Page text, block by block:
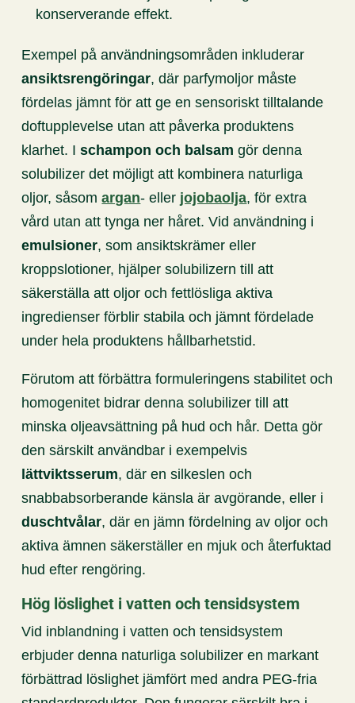
konserverande effekt.
Exempel på användningsområden inkluderar
ansiktsrengöringar, där parfymoljor måste
fördelas jämnt för att ge en sensoriskt tilltalande
doftupplevelse utan att påverka produktens
klarhet. Ischampon och balsam gör denna
solubilizer det möjligt att kombinera naturliga
oljor, såsomargan- eller jojobaolja, för extra
vård utan att tynga ner håret. Vid användning i
emulsioner, som ansiktskrämer eller
kroppslotioner, hjälper solubilizern till att
säkerställa att oljor och fettlösliga aktiva
ingredienser förblir stabila och jämnt fördelade
under hela produktens hållbarhetstid.
Förutom att förbättra formuleringens stabilitet och
homogenitet bidrar denna solubilizer till att
minska oljeavsättning på hud och hår. Detta gör
den särskilt användbar i exempelvis
lättviktsserum, där en silkeslen och
snabbabsorberande känsla är avgörande, eller i
duschtvålar, där en jämn fördelning av oljor och
aktiva ämnen säkerställer en mjuk och återfuktad
hud efter rengöring.
Hög löslighet i vatten och tensidsystem
Vid inblandning i vatten och tensidsystem
erbjuder denna naturliga solubilizer en markant
förbättrad löslighet jämfört med andra PEG-fria